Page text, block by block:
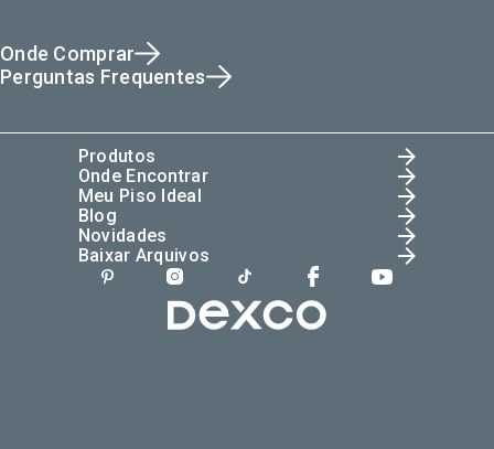
Onde Comprar
Perguntas Frequentes
Produtos
Onde Encontrar
Meu Piso Ideal
Blog
Novidades
Baixar Arquivos